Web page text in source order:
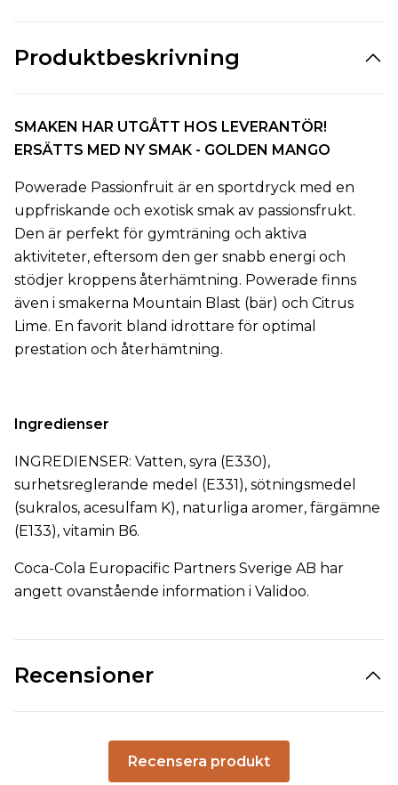
Produktbeskrivning
SMAKEN HAR UTGÅTT HOS LEVERANTÖR!
ERSÄTTS MED NY SMAK - GOLDEN MANGO
Powerade Passionfruit är en sportdryck med en
uppfriskande och exotisk smak av passionsfrukt.
Den är perfekt för gymträning och aktiva
aktiviteter, eftersom den ger snabb energi och
stödjer kroppens återhämtning. Powerade finns
även i smakerna Mountain Blast (bär) och Citrus
Lime. En favorit bland idrottare för optimal
prestation och återhämtning.
Ingredienser
INGREDIENSER: Vatten, syra (E330),
surhetsreglerande medel (E331), sötningsmedel
(sukralos, acesulfam K), naturliga aromer, färgämne
(E133), vitamin B6.
Coca-Cola Europacific Partners Sverige AB har
angett ovanstående information i Validoo.
Recensioner
Recensera produkt